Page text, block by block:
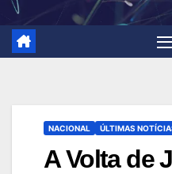
NACIONAL ÚLTIMAS
A Volta de